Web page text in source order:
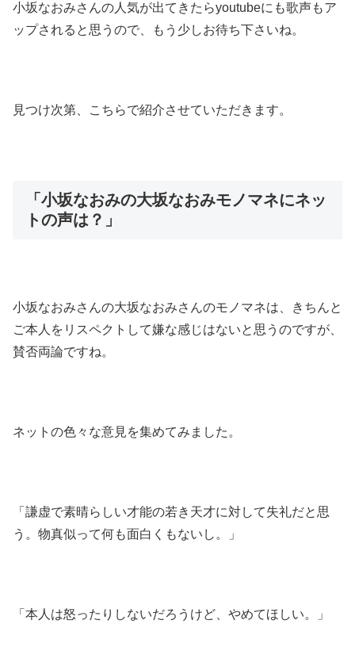
小坂なおみさんの人気が出てきたらyoutubeにも歌声もア
ップされると思うので、もう少しお待ち下さいね。
見つけ次第、こちらで紹介させていただきます。
「小坂なおみの大坂なおみモノマネにネッ
トの声は？」
小坂なおみさんの大坂なおみさんのモノマネは、きちんと
ご本人をリスペクトして嫌な感じはないと思うのですが、
賛否両論ですね。
ネットの色々な意見を集めてみました。
「謙虚で素晴らしい才能の若き天才に対して失礼だと思
う。物真似って何も面白くもないし。」
「本人は怒ったりしないだろうけど、やめてほしい。」